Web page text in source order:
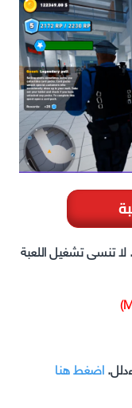
لا تنسى تشغيل اللعبة
اضغط هنا